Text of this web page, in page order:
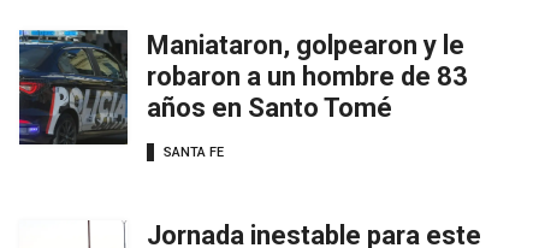
Maniataron, golpearon y le
robaron a un hombre de 83
años en Santo Tomé
SANTA FE
Jornada inestable para este